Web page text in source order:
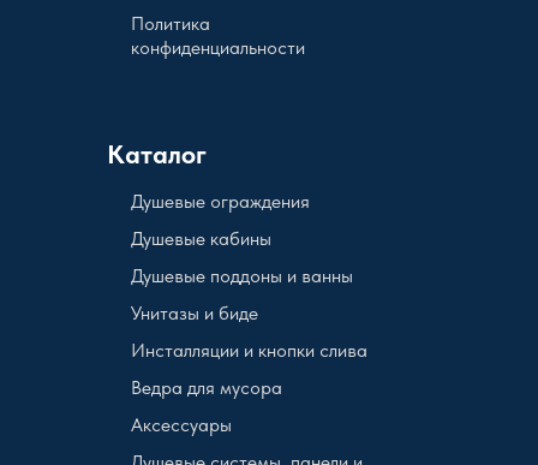
Политика
конфиденциальности
Каталог
Душевые кабины
Душевые поддоны и ванны
Унитазы и биде
Инсталляции и кнопки слива
Ведра для мусора
Аксессуары
Душевые ограждения